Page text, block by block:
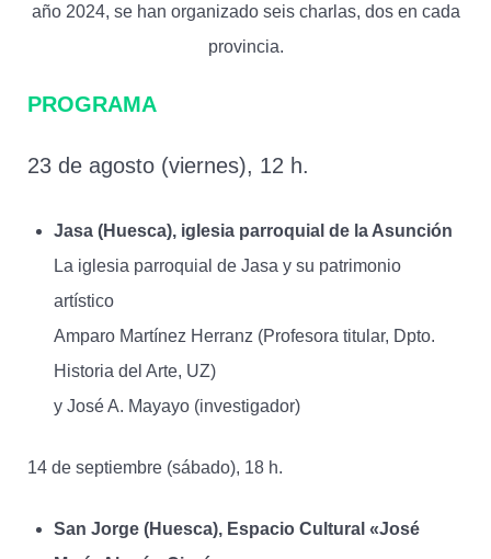
año 2024, se han organizado seis charlas, dos en cada
provincia.
PROGRAMA
23 de agosto (viernes), 12 h.
Jasa (Huesca), iglesia parroquial de la Asunción
La iglesia parroquial de Jasa y su patrimonio
artístico
Amparo Martínez Herranz (Profesora titular, Dpto.
Historia del Arte, UZ)
y José A. Mayayo (investigador)
14 de septiembre (sábado), 18 h.
San Jorge (Huesca), Espacio Cultural «José